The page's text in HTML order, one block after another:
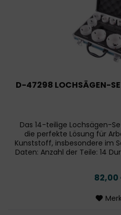
D-47298 LOCHSÄGEN-
Das 14-teilige Lochsägen-
die perfekte Lösung für
Kunststoff, insbesondere im
Daten: Anzahl der Teile: 14
82,00